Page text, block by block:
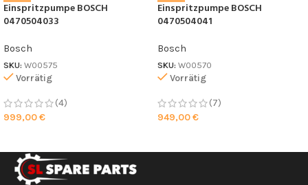
Einspritzpumpe BOSCH
0470504033
Bosch
SKU: W00575
Vorrätig
(4)
999,00€
Einspritzpumpe BOSCH
0470504041
Bosch
SKU: W00570
Vorrätig
(7)
949,00€